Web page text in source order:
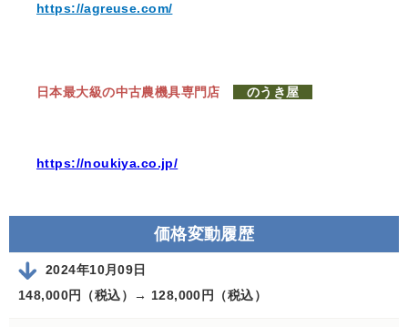
https://agreuse.com/
日本最大級の中古農機具専門店 のうき屋
https://noukiya.co.jp/
価格変動履歴
2024年10月09日
148,000円（税込）→ 128,000円（税込）